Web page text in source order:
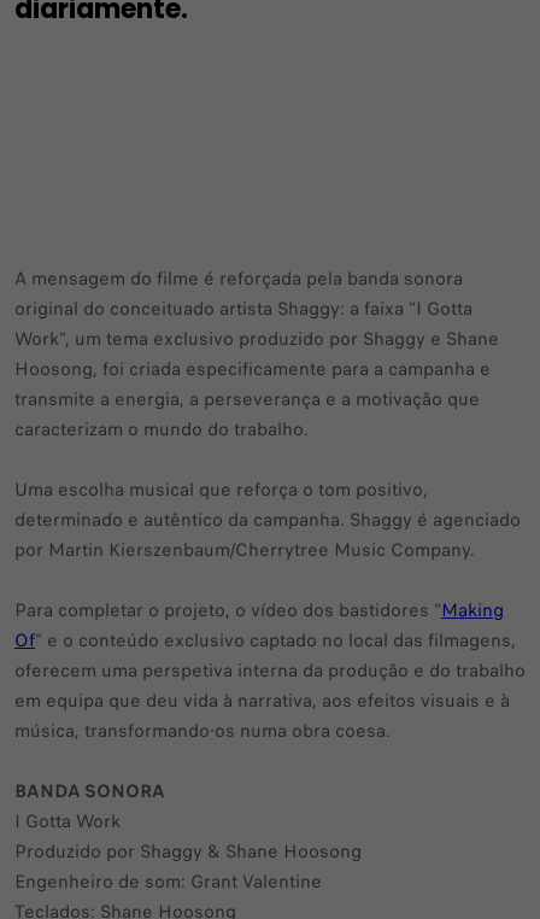
diariamente.
A mensagem do filme é reforçada pela banda sonora
original do conceituado artista Shaggy: a faixa “I Gotta
Work”, um tema exclusivo produzido por Shaggy e Shane
Hoosong, foi criada especificamente para a campanha e
transmite a energia, a perseverança e a motivação que
caracterizam o mundo do trabalho.
Uma escolha musical que reforça o tom positivo,
determinado e autêntico da campanha. Shaggy é agenciado
por Martin Kierszenbaum/Cherrytree Music Company.
Para completar o projeto, o vídeo dos bastidores “Making
Of” e o conteúdo exclusivo captado no local das filmagens,
oferecem uma perspetiva interna da produção e do trabalho
em equipa que deu vida à narrativa, aos efeitos visuais e à
música, transformando-os numa obra coesa.
BANDA SONORA
I Gotta Work
Produzido por Shaggy & Shane Hoosong
Engenheiro de som: Grant Valentine
Teclados: Shane Hoosong